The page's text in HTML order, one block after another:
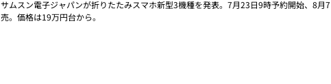
サムスン電子ジャパンが折りたたみスマホ新型3機種を発表。7月23日9時予約開始、8月
売。価格は19万円台から。